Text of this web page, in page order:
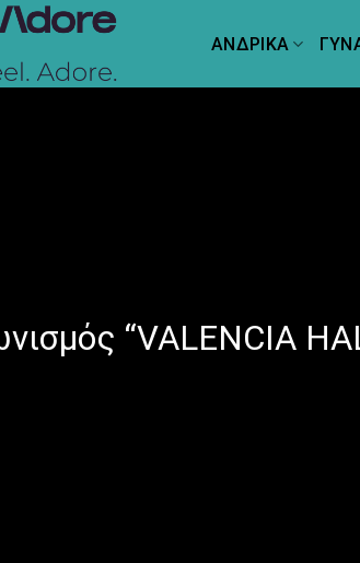
ΑΝΔΡΙΚΑ
“VALENCIA